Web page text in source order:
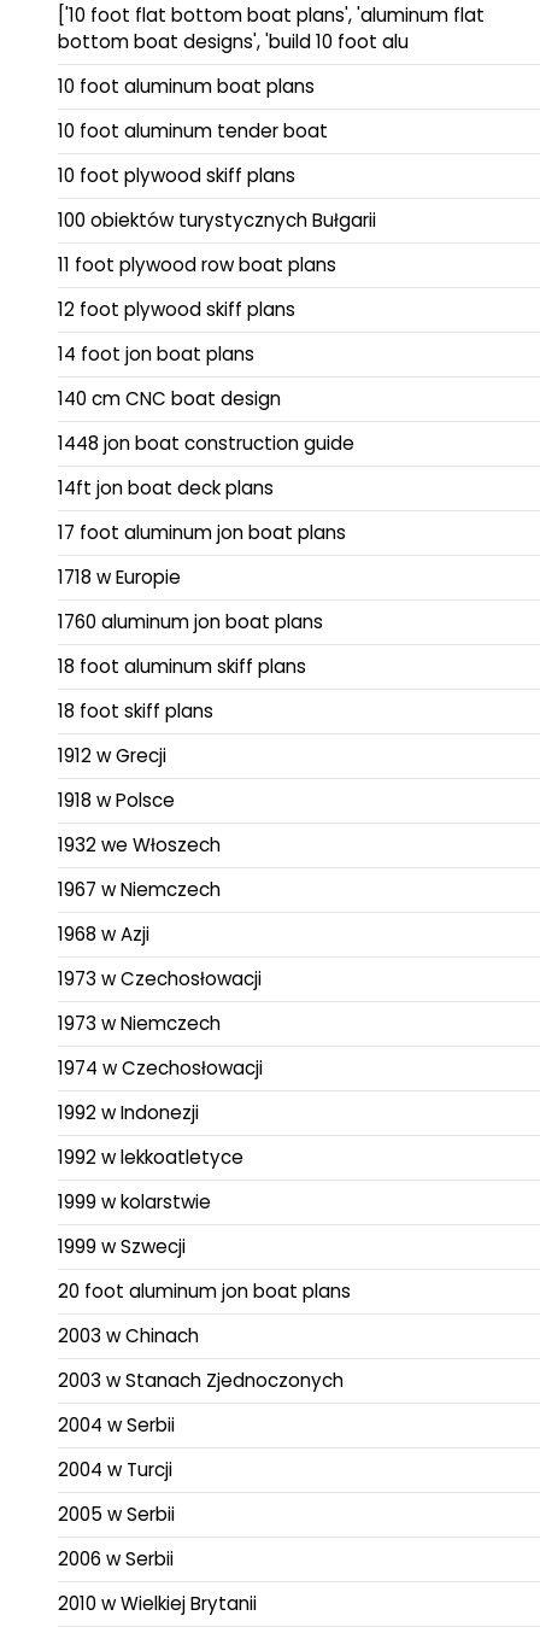
['10 foot flat bottom boat plans', 'aluminum flat
bottom boat designs', 'build 10 foot alu
10 foot aluminum boat plans
10 foot aluminum tender boat
10 foot plywood skiff plans
100 obiektów turystycznych Bułgarii
11 foot plywood row boat plans
12 foot plywood skiff plans
14 foot jon boat plans
140 cm CNC boat design
1448 jon boat construction guide
14ft jon boat deck plans
17 foot aluminum jon boat plans
1718 w Europie
1760 aluminum jon boat plans
18 foot aluminum skiff plans
18 foot skiff plans
1912 w Grecji
1918 w Polsce
1932 we Włoszech
1967 w Niemczech
1968 w Azji
1973 w Czechosłowacji
1973 w Niemczech
1974 w Czechosłowacji
1992 w Indonezji
1992 w lekkoatletyce
1999 w kolarstwie
1999 w Szwecji
20 foot aluminum jon boat plans
2003 w Chinach
2003 w Stanach Zjednoczonych
2004 w Serbii
2004 w Turcji
2005 w Serbii
2006 w Serbii
2010 w Wielkiej Brytanii